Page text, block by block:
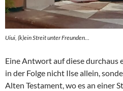
Uiui, (k)ein Streit unter Freunden…
Eine Antwort auf diese durchaus
in der Folge nicht Ilse allein,
Alten Testament, wo es an einer